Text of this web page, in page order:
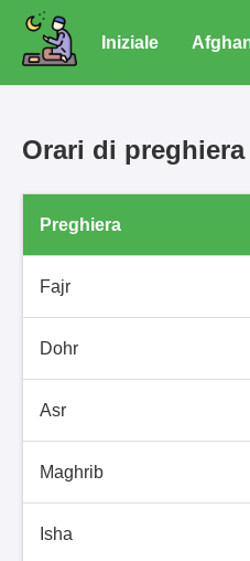
Iniziale
Orari di preghiera
Preghiera
Fajr
Dohr
Asr
Maghrib
Isha